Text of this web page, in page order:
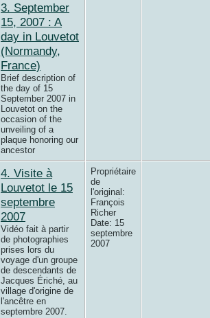
3. September
15, 2007 : A
day in Louvetot
(Normandy,
France)
Brief description of
the day of 15
September 2007 in
Louvetot on the
occasion of the
unveiling of a
plaque honoring our
ancestor
4. Visite à
Louvetot le 15
septembre
2007
Vidéo fait à partir
de photographies
prises lors du
voyage d'un groupe
de descendants de
Jacques Ériché, au
village d'origine de
l'ancêtre en
septembre 2007.
Propriétaire
de
l'original:
François
Richer
Date: 15
septembre
2007